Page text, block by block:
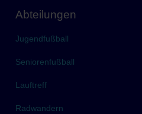
Abteilungen
Jugendfußball
Seniorenfußball
Lauftreff
Radwandern